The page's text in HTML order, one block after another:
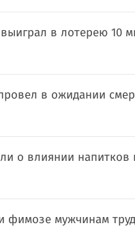
в лотерею 10
провел в ожидании
о влиянии
фимозе мужчинам